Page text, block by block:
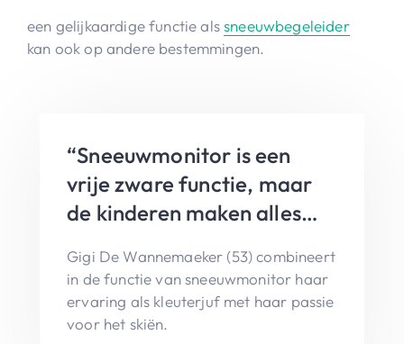
een gelijkaardige functie alssneeuwbegeleider
kan ook op andere bestemmingen.
“Sneeuwmonitor is een
vrije zware functie, maar
de kinderen maken alles
Gigi De Wannemaeker (53) combineert
in de functie van sneeuwmonitor haar
ervaring als kleuterjuf met haar passie
voor het skiën.